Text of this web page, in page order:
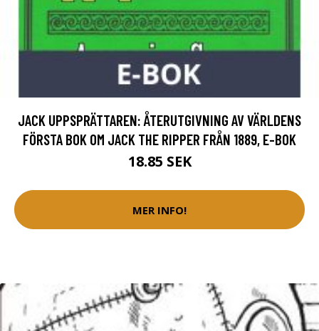
JACK UPPSPRÄTTAREN: ÅTERUTGIVNING AV VÄRLDENS
FÖRSTA BOK OM JACK THE RIPPER FRÅN 1889, E-BOK
18.85 SEK
MER INFO!